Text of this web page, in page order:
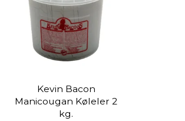
Kevin Bacon
Manicougan Køleler 2
kg.